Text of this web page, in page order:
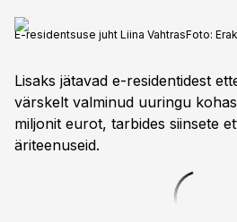
E-residentsuse juht Liina VahtrasFoto:
Lisaks jätavad e-residentidest
värskelt valminud uuringu
miljonit eurot, tarbides siinsete
äriteenuseid.